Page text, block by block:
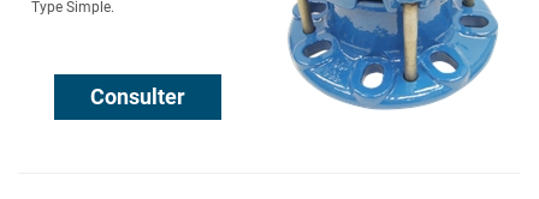
Type Simple.
Consulter